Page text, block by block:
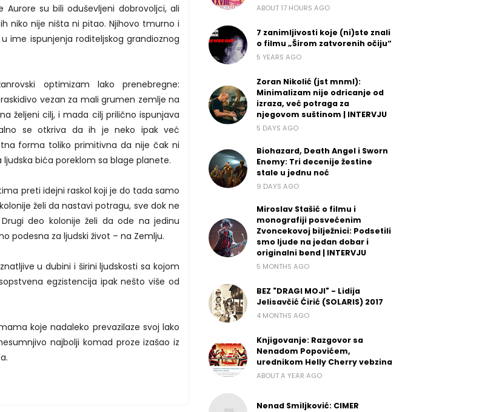
Aurore su bili oduševljeni dobrovoljci, ali
niko nije ništa ni pitao. Njihovo tmurno i
ime ispunjenja roditeljskog grandioznog
optimizam lako prenebregne:
vezan za mali grumen zemlje na
željeni cilj, i mada cilj prilično ispunjava
se otkriva da ih je neko ipak već
forma toliko primitivna da nije čak ni
bića poreklom sa blage planete.
preti idejni raskol koji je do tada samo
želi da nastavi potragu, sve dok ne
deo kolonije želi da ode na jedinu
podesna za ljudski život – na Zemlju.
u dubini i širini ljudskosti sa kojom
egzistencija ipak nešto više od
koje nadaleko prevazilaze svoj lako
najbolji komad proze izašao iz
ABOUT 17 HOURS AGO
7 zanimljivosti koje (ni)ste znali
o filmu „Širom zatvorenih očiju“
5 YEARS AGO
Zoran Nikolić (jst mnml):
Minimalizam nije odricanje od
izraza, već potraga za
njegovom suštinom | INTERVJU
5 DAYS AGO
Biohazard, Death Angel i Sworn
Enemy: Tri decenije žestine
stale u jednu noć
9 DAYS AGO
Miroslav Stašić o filmu i
monografiji posvećenim
Zvoncekovoj bilježnici: Podsetili
smo ljude na jedan dobar i
originalni bend | INTERVJU
5 MONTHS AGO
BEZ "DRAGI MOJI" - Lidija
Jelisavčić Ćirić (SOLARIS) 2017
4 MONTHS AGO
Knjigovanje: Razgovor sa
Nenadom Popovićem,
urednikom Helly Cherry vebzina
ABOUT A YEAR AGO
Nenad Smiljković: CIMER